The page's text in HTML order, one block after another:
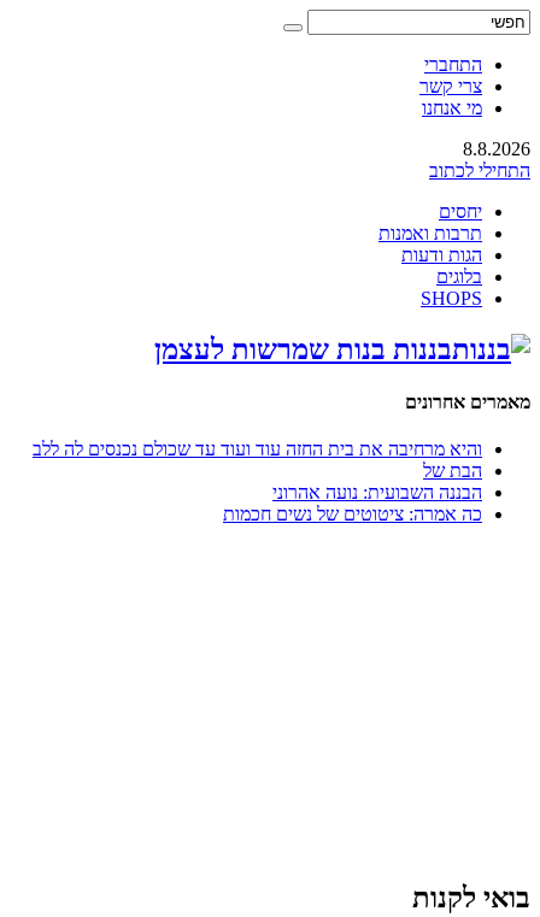
התחברי
צרי קשר
מי אנחנו
8.8.2026
התחילי לכתוב
יחסים
תרבות ואמנות
הגות ודעות
בלוגים
SHOPS
בננות בנות שמרשות לעצמן
מאמרים אחרונים
והיא מרחיבה את בית החזה עוד ועוד עד שכולם נכנסים לה ללב
הבת של
הבננה השבועית: נועה אהרוני
כה אמרה: ציטוטים של נשים חכמות
בואי לקנות